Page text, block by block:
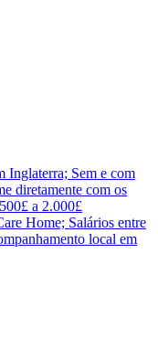
Inglaterra; Sem e com
diretamente com os
a 2.000£
Home; Salários entre
local em